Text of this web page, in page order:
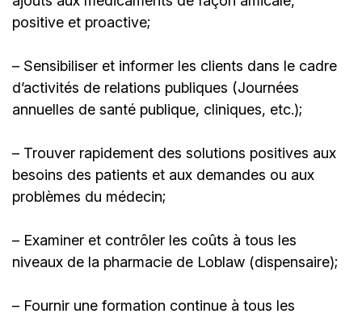
positive et proactive;
– Sensibiliser et informer les clients dans le cadre
d’activités de relations publiques (Journées
annuelles de santé publique, cliniques, etc.);
– Trouver rapidement des solutions positives aux
besoins des patients et aux demandes ou aux
problèmes du médecin;
– Examiner et contrôler les coûts à tous les
niveaux de la pharmacie de Loblaw (dispensaire);
– Fournir une formation continue à tous les